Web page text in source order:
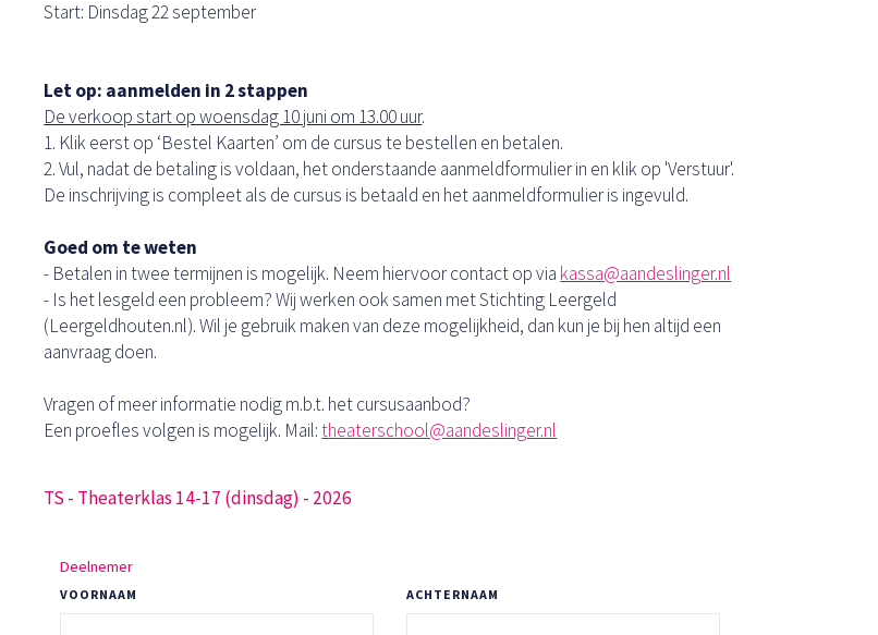
Start: Dinsdag 22 september
Let op: aanmelden in 2 stappen
De verkoop start op woensdag 10 juni om 13.00 uur.
1. Klik eerst op ‘Bestel Kaarten’ om de cursus te bestellen en betalen.
2. Vul, nadat de betaling is voldaan, het onderstaande aanmeldformulier in en klik op 'Verstuur'.
De inschrijving is compleet als de cursus is betaald en het aanmeldformulier is ingevuld.
Goed om te weten
- Betalen in twee termijnen is mogelijk. Neem hiervoor contact op via kassa@aandeslinger.nl
- Is het lesgeld een probleem? Wij werken ook samen met Stichting Leergeld
(Leergeldhouten.nl). Wil je gebruik maken van deze mogelijkheid, dan kun je bij hen altijd een
aanvraag doen.
Vragen of meer informatie nodig m.b.t. het cursusaanbod?
Een proefles volgen is mogelijk. Mail:theaterschool@aandeslinger.nl
TS - Theaterklas 14-17 (dinsdag) - 2026
Deelnemer
VOORNAAM ACHTERNAAM